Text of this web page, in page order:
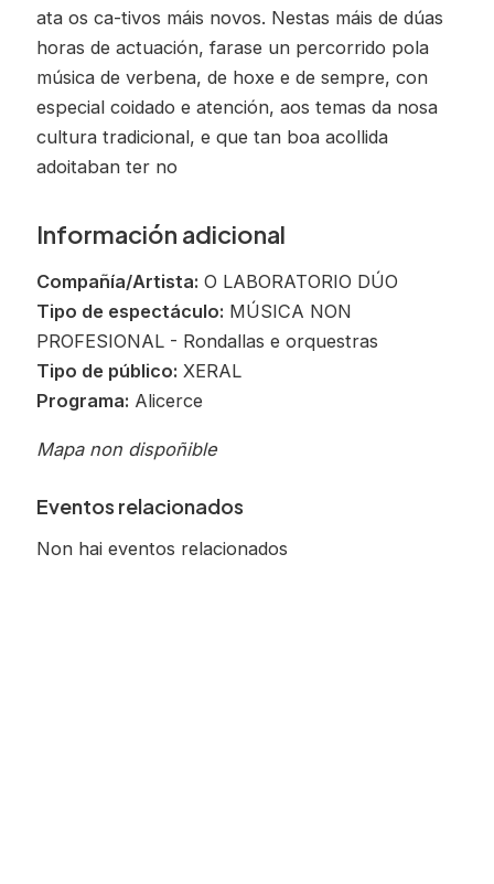
ata os ca-tivos máis novos. Nestas máis de dúas
horas de actuación, farase un percorrido pola
música de verbena, de hoxe e de sempre, con
especial coidado e atención, aos temas da nosa
cultura tradicional, e que tan boa acollida
adoitaban ter no
Información adicional
Compañía/Artista: O LABORATORIO DÚO
Tipo de espectáculo: MÚSICA NON
PROFESIONAL - Rondallas e orquestras
Tipo de público: XERAL
Programa: Alicerce
Mapa non dispoñible
Eventos relacionados
Non hai eventos relacionados